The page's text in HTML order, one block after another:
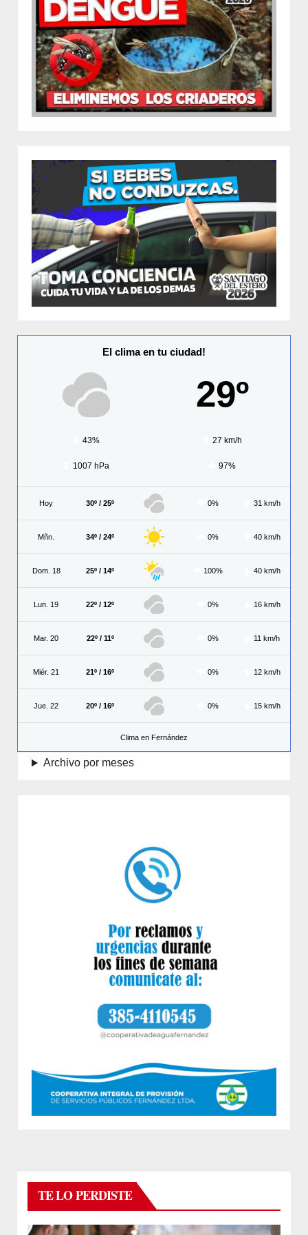
El clima en tu ciudad!
29º
43% 27 km/h
1007 hPa 97%
Hoy 30º / 25º 0% 31 km/h
Mñn. 34º / 24º 0% 40 km/h
Dom. 18 25º / 14º 100% 40 km/h
Lun. 19 22º / 12º 0% 16 km/h
Mar. 20 22º / 11º 0% 11 km/h
Miér. 21 21º / 16º 0% 12 km/h
Jue. 22 20º / 16º 0% 15 km/h
Clima en Fernández
Archivo por meses
TE LO PERDISTE